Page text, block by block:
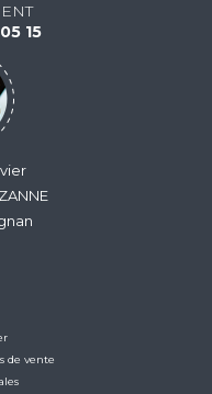
15
de vente